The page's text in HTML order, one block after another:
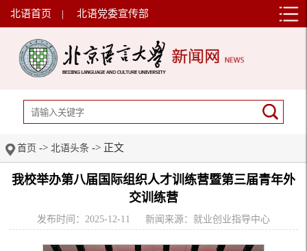
北语首页 | 北语党委宣传部
首页 -> 北语头条 -> 正文
我校举办第八届国际组织人才训练营暨第三届青年外
交训练营
发布时间：2025-12-11 新闻来源：就业创业指导中心